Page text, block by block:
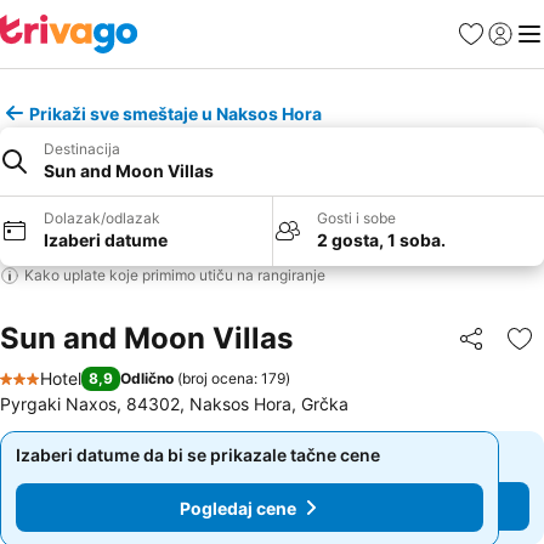
FavoritiPrijavi
Prikaži sve smeštaje u Naksos Hora
Destinacija
Sun and Moon Villas
Dolazak/odlazak
Izaberi datume
Gosti i sobe
2 gosta, 1 soba.
Kako uplate koje primimo utiču na rangiranje
Sun and Moon Villas Deli
3 Zvezdice
Hotel 8,9 Odlično (broj ocena: 179)
Pyrgaki Naxos, 84302, Naksos Hora, Grčka
Izaberi datume da bi se prikazale tačne cene
Pogledaj cene
Izaberi datume da bi se prikazale tačne cene
Pogledaj cene